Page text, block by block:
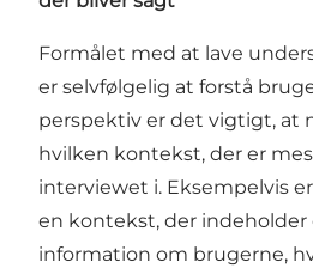
Formålet med at lave
er selvfølgelig at forstå
perspektiv er det vigtigt, at
hvilken kontekst, der er
interviewet i. Eksempelvis
en kontekst, der indeholder
information om brugerne,